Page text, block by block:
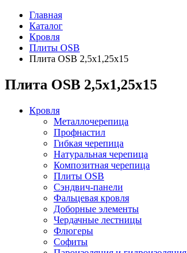
Главная
Каталог
Кровля
Плиты OSB
Плита OSB 2,5х1,25х15
Плита OSB 2,5х1,25х15
Кровля
Металлочерепица
Профнастил
Гибкая черепица
Натуральная черепица
Композитная черепица
Плиты OSB
Сэндвич-панели
Фальцевая кровля
Доборные элементы
Чердачные лестницы
Флюгеры
Софиты